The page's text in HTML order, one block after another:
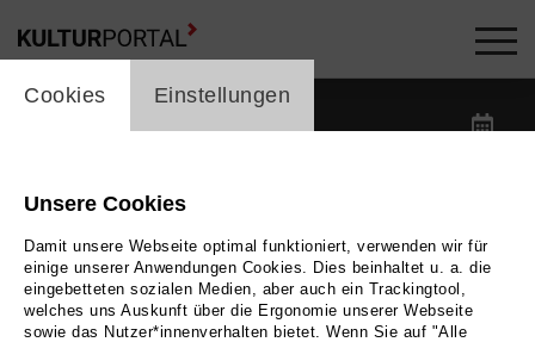
Kalender -
label_category
label_location
cookie_layer
Cookies Einstellungen
Unsere Cookies
Damit unsere Webseite optimal funktioniert, verwenden wir für
einige unserer Anwendungen Cookies. Dies beinhaltet u. a. die
eingebetteten sozialen Medien, aber auch ein Trackingtool,
welches uns Auskunft über die Ergonomie unserer Webseite
sowie das Nutzer*innenverhalten bietet. Wenn Sie auf "Alle